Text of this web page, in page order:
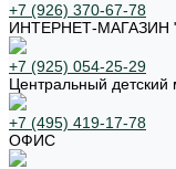
+7 (926) 370-67-78
ИНТЕРНЕТ-
+7 (925) 054-25-29
Центральный детский
+7 (495) 419-17-78
ОФИС